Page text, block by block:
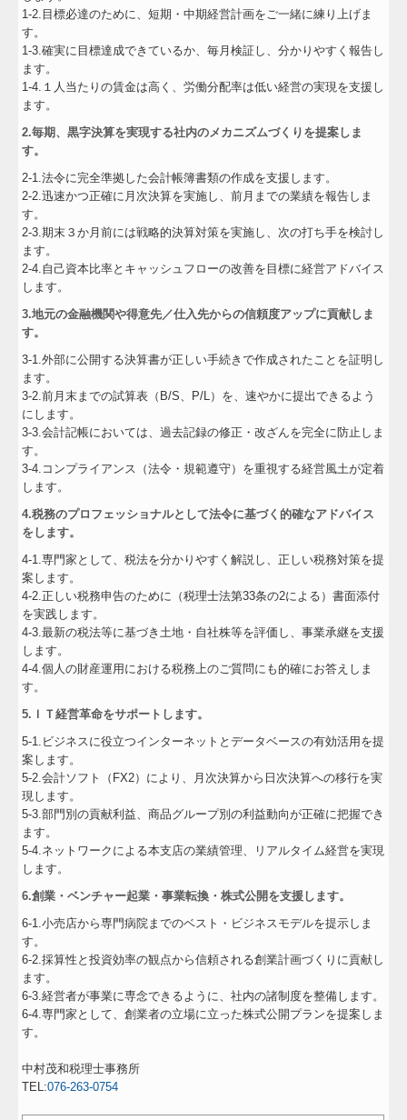
1-2.目標必達のために、短期・中期経営計画をご一緒に練り上げま
す。
1-3.確実に目標達成できているか、毎月検証し、分かりやすく報告し
ます。
1-4.１人当たりの賃金は高く、労働分配率は低い経営の実現を支援し
ます。
2.毎期、黒字決算を実現する社内のメカニズムづくりを提案しま
す。
2-1.法令に完全準拠した会計帳簿書類の作成を支援します。
2-2.迅速かつ正確に月次決算を実施し、前月までの業績を報告しま
す。
2-3.期末３か月前には戦略的決算対策を実施し、次の打ち手を検討し
ます。
2-4.自己資本比率とキャッシュフローの改善を目標に経営アドバイス
します。
3.地元の金融機関や得意先／仕入先からの信頼度アップに貢献しま
す。
3-1.外部に公開する決算書が正しい手続きで作成されたことを証明し
ます。
3-2.前月末までの試算表（B/S、P/L）を、速やかに提出できるよう
にします。
3-3.会計記帳においては、過去記録の修正・改ざんを完全に防止しま
す。
3-4.コンプライアンス（法令・規範遵守）を重視する経営風土が定着
します。
4.税務のプロフェッショナルとして法令に基づく的確なアドバイス
をします。
4-1.専門家として、税法を分かりやすく解説し、正しい税務対策を提
案します。
4-2.正しい税務申告のために（税理士法第33条の2による）書面添付
を実践します。
4-3.最新の税法等に基づき土地・自社株等を評価し、事業承継を支援
します。
4-4.個人の財産運用における税務上のご質問にも的確にお答えしま
す。
5.ＩＴ経営革命をサポートします。
5-1.ビジネスに役立つインターネットとデータベースの有効活用を提
案します。
5-2.会計ソフト（FX2）により、月次決算から日次決算への移行を実
現します。
5-3.部門別の貢献利益、商品グループ別の利益動向が正確に把握でき
ます。
5-4.ネットワークによる本支店の業績管理、リアルタイム経営を実現
します。
6.創業・ベンチャー起業・事業転換・株式公開を支援します。
6-1.小売店から専門病院までのベスト・ビジネスモデルを提示しま
す。
6-2.採算性と投資効率の観点から信頼される創業計画づくりに貢献し
ます。
6-3.経営者が事業に専念できるように、社内の諸制度を整備します。
6-4.専門家として、創業者の立場に立った株式公開プランを提案しま
す。
中村茂和税理士事務所
TEL:076-263-0754